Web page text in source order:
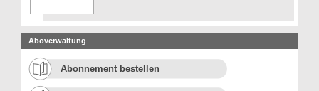
Aboverwaltung
Abonnement bestellen